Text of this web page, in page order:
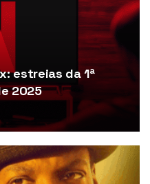
estreias da 1ª
2025